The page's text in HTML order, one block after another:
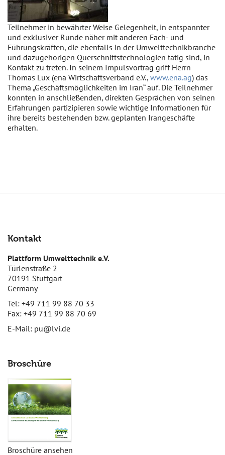
Teilnehmer in bewährter Weise Gelegenheit, in entspannter
und exklusiver Runde näher mit anderen Fach- und
Führungskräften, die ebenfalls in der Umwelttechnikbranche
und dazugehörigen Querschnittstechnologien tätig sind, in
Kontakt zu treten. In seinem Impulsvortrag griff Herrn
Thomas Lux (ena Wirtschaftsverband e.V., www.ena.ag) das
Thema „Geschäftsmöglichkeiten im Iran“ auf. Die Teilnehmer
konnten in anschließenden, direkten Gesprächen von seinen
Erfahrungen partizipieren sowie wichtige Informationen für
ihre bereits bestehenden bzw. geplanten Irangeschäfte
erhalten.
Kontakt
Plattform Umwelttechnik e.V.
Türlenstraße 2
70191 Stuttgart
Germany
Tel: +49 711 99 88 70 33
Fax: +49 711 99 88 70 69
E-Mail: pu@lvi.de
Broschüre
Broschüre ansehen